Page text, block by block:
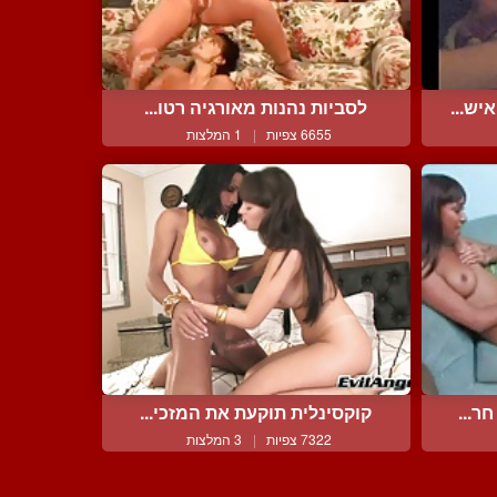
לסביות נהנות מאורגיה רטו...
6655 צפיות | 1 המלצות
קוקסינלית תוקעת את המזכי...
7322 צפיות | 3 המלצות